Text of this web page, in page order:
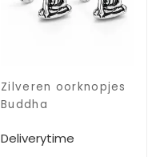
Zilveren oorknopjes
Buddha
Deliverytime